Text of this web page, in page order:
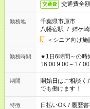
交通費 交通費全
勤務地
千葉県市原市
八幡宿駅 / 姉ケ
＜シニア向け施
勤務時間
★1日6時間～の時短シフトOK ★スター
16:00 9:00～17:00
場合、他のお仕事
ん ※法令に基づき
となります ※労働
短時間・短期間の
期間
開始日はご相談
でも働けます！
特徴 日払いOK / 履歴